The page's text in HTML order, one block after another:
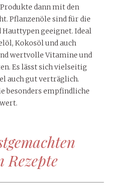
dann mit den
Pflanzenöle sind für die
geeignet. Ideal
Kokosöl und auch
wertvolle Vitamine und
Es lässt sich vielseitig
auch gut verträglich.
besonders empfindliche
Rezepte